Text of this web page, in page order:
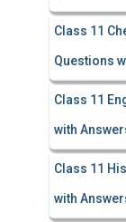
Class 11
Questions
Class 11
with
Class 11
with